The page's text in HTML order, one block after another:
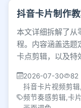
抖音卡片制作
本文详细拆解了从
程。内容涵盖选题
卡点剪辑，以及特
2026-07-30
82
抖音卡片视频剪
频节奏感剪辑,卡